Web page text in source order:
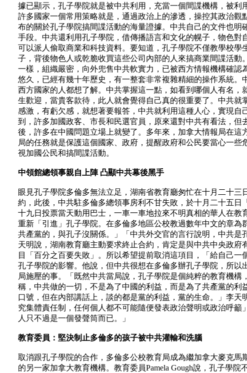
據已顯示，孔子學院就是被中共利用，充當一個間諜機構，被
許多國家一個常用策略就是，通過政治上的滲透，操控其政治
布的關於孔子學院搞間諜活動的海量證據。中共自己的文件也
手段。中共還利用孔子學院，借傳播語言和文化的幌子，物色
可以派人偷取商業和科技資料。要知道，孔子學院不僅教學校
子，背後物色人或乾脆收買這些公司內部的人來搞商業間諜活
一樣，組織嚴密，向外兜售中共軟實力，已被西方情報機構確
悠久，已經有幾十年歷史，有一整套非常複雜精細的操作系統
西方國家的人都想了解。中共掌握這一點，如看到哪個人有名
生歡迎，當貴客款待，此人就會覺得自己真的很重要了。中共
感激，有虧欠感，就想著要報答，中共就利用這種人心，實現
到，許多加國政客、市長和民選官員，原來還對中共有看法，
後，許多在中國問題立場上就變了。多年來，加拿大情報局在
局的任務就是保護這個國家、政府，提醒政府和公民要當心一
視加國公民和搞間諜活動。
中領館總領事親自上陣 凸顯中共幕後黑手
眼見孔子學院多倫多無法立足，湖南省教育廳匆忙在十月二十
約，此後，中共駐多倫多總領事房利不甘失敗，於十月二十五
十九日投票當天動用巴士，一車一車地拉來不明真相的華人在
重新「引進」孔子學院。在多倫多地區公校教過數年中文的章
共產黨的，與孔子沒關係。」「中共外交官的言行說明，中共
天明說，湖南教育廳主動要求終止合約，肯定是與中共中央政
目「百分之百要失敗」。所以希望提前取消這項目，「給自己
孔子學院的影響。他說，但中共很想在多倫多辦孔子學院，所
局施壓的事。「既然中共當局說，孔子學院是個純粹的教育機
稱，中共做的一切，不是為了中國的利益，而是為了共產黨的
口號，但在內部講話上，談的都是黨的利益，黨的生命。」李
究集體責任制，任何個人都不可能隨便發表政治聲明或政治呼
人只不過是一個發聲筒而已。」
教育委員：堅決制止多倫多的孩子被中共灌輸和洗腦
取消跟孔子學院的合作，多倫多公校教育局成為繼加拿大麥克馬
的另一家加拿大教育機構。教育委員Pamela Gough說，孔子學